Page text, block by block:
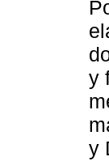
y
y